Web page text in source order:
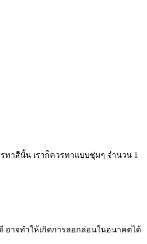
าสีนั้น เราก็ควรทาเเบบชุ่มๆ จำนวน 1
อาจทำให้เกิดการลอกล่อนในอนาคตได้